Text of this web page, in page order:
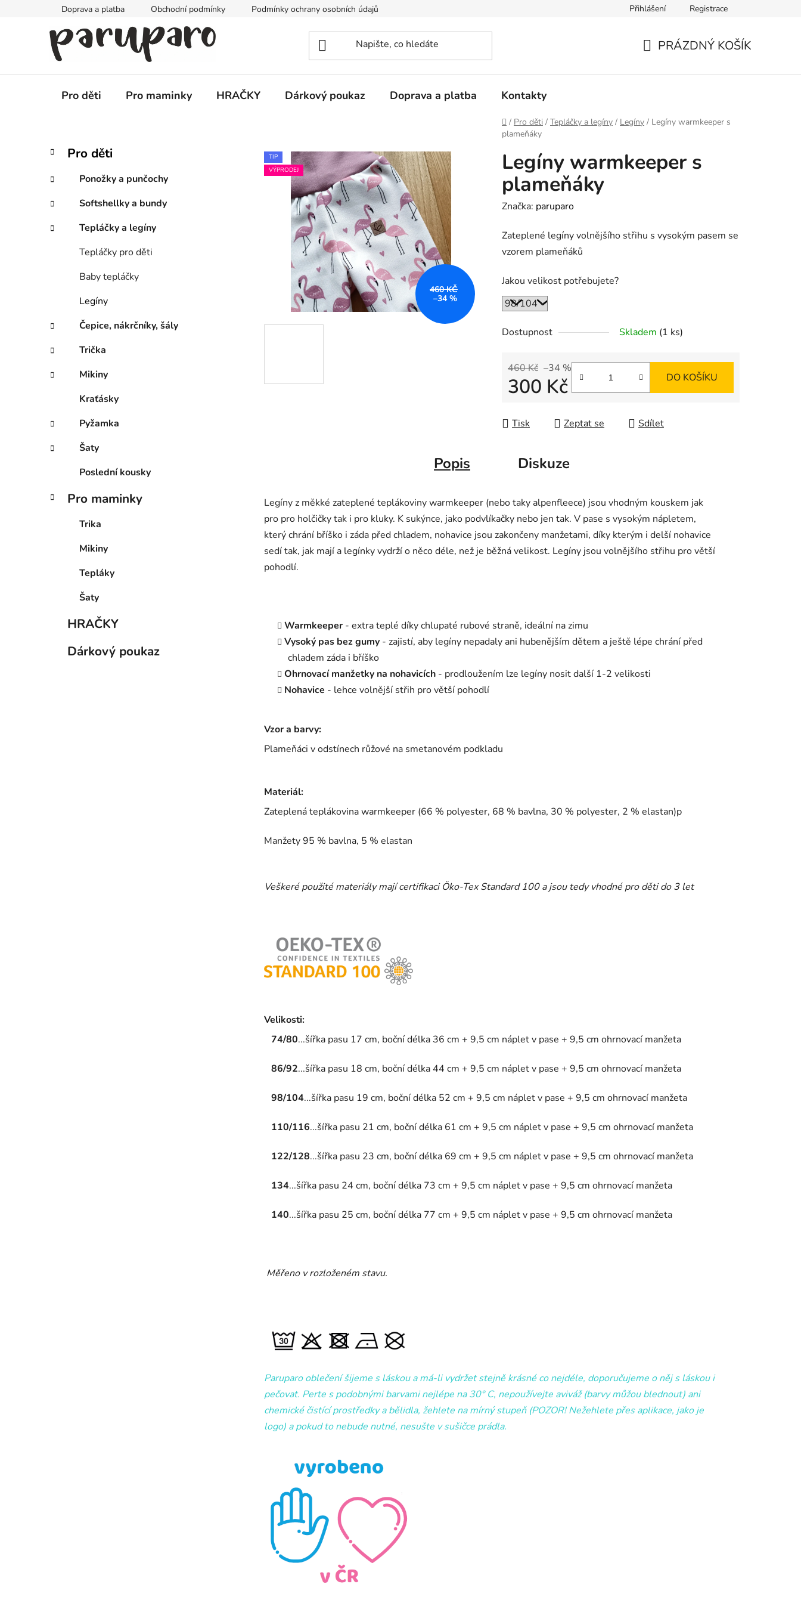
Doprava a platba Obchodní podmínky Podmínky ochrany osobních údajů Přihlášení Registrace
PRÁZDNÝ KOŠÍK
Pro děti Pro maminky HRAČKY Dárkový poukaz Doprava a platba Kontakty
Domů
/ Pro děti / Tepláčky a legíny / Legíny / Legíny warmkeeper s
plameňáky
P
s
r
a
e
l
Přeskočit
kategorie
K
a
e
g
o
r
Pro děti
Ponožky a punčochy
Softshellky a bundy
Tepláčky a legíny
Tepláčky pro děti
Baby tepláčky
Legíny
Čepice, nákrčníky, šály
Trička
Mikiny
Kraťásky
Pyžamka
Šaty
Poslední kousky
Pro maminky
Trika
Mikiny
Tepláky
Šaty
HRAČKY
Dárkový poukaz
Legíny warmkeeper s
plameňáky
Značka: paruparo
Zateplené legíny volnějšího střihu s vysokým pasem se
vzorem plameňáků
Jakou velikost potřebujete?
Dostupnost Skladem (1 ks)
460 Kč –34 %
300 Kč DO KOŠÍKU
Tisk Zeptat se Sdílet
TIP
VÝPRODEJ
460 KČ
–34 %
Popis Diskuze
Legíny z měkké zateplené teplákoviny warmkeeper (nebo taky alpenfleece) jsou vhodným kouskem jak
pro pro holčičky tak i pro kluky. K sukýnce, jako podvlíkačky nebo jen tak. V pase s vysokým nápletem,
který chrání bříško i záda před chladem, nohavice jsou zakončeny manžetami, díky kterým i delší nohavice
sedí tak, jak mají a legínky vydrží o něco déle, než je běžná velikost. Legíny jsou volnějšího střihu pro větší
pohodlí.
Warmkeeper - extra teplé díky chlupaté rubové straně, ideální na zimu
Vysoký pas bez gumy - zajistí, aby legíny nepadaly ani hubenějším dětem a ještě lépe chrání před
chladem záda i bříško
Ohrnovací manžetky na nohavicích - prodloužením lze legíny nosit další 1-2 velikosti
Nohavice - lehce volnější střih pro větší pohodlí
Vzor a barvy:
Plameňáci v odstínech růžové na smetanovém podkladu
Materiál:
Zateplená teplákovina warmkeeper (66 % polyester, 68 % bavlna, 30 % polyester, 2 % elastan)p
Manžety 95 % bavlna, 5 % elastan
Veškeré použité materiály mají certifikaci Öko-Tex Standard 100 a jsou tedy vhodné pro děti do 3 let
Velikosti:
74/80...šířka pasu 17 cm, boční délka 36 cm + 9,5 cm náplet v pase + 9,5 cm ohrnovací manžeta
86/92...šířka pasu 18 cm, boční délka 44 cm + 9,5 cm náplet v pase + 9,5 cm ohrnovací manžeta
98/104...šířka pasu 19 cm, boční délka 52 cm + 9,5 cm náplet v pase + 9,5 cm ohrnovací manžeta
110/116...šířka pasu 21 cm, boční délka 61 cm + 9,5 cm náplet v pase + 9,5 cm ohrnovací manžeta
122/128...šířka pasu 23 cm, boční délka 69 cm + 9,5 cm náplet v pase + 9,5 cm ohrnovací manžeta
134...šířka pasu 24 cm, boční délka 73 cm + 9,5 cm náplet v pase + 9,5 cm ohrnovací manžeta
140...šířka pasu 25 cm, boční délka 77 cm + 9,5 cm náplet v pase + 9,5 cm ohrnovací manžeta
Měřeno v rozloženém stavu.
Paruparo oblečení šijeme s láskou a má-li vydržet stejně krásné co nejdéle, doporučujeme o něj s láskou i
pečovat. Perte s podobnými barvami nejlépe na 30° C, nepoužívejte aviváž (barvy můžou blednout) ani
chemické čistící prostředky a bělidla, žehlete na mírný stupeň (POZOR! Nežehlete přes aplikace, jako je
logo) a pokud to nebude nutné, nesušte v sušičce prádla.